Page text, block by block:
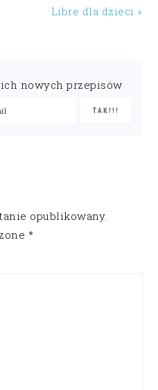
Libre dla dzieci »
nowych przepisów
opublikowany.
*